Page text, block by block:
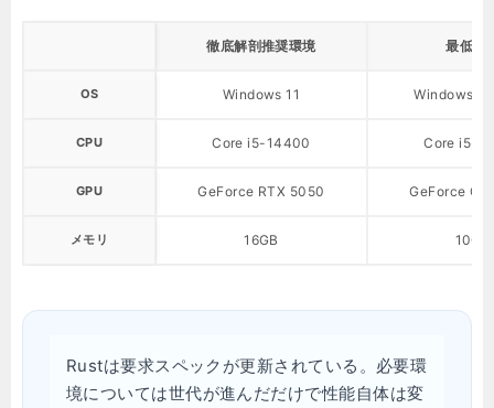
徹底解剖推奨環境 最低環
OS Windows 11 Windows
CPU Core i5-14400 Core i5-
GPU GeForce RTX 5050 GeForce
メモリ 16GB 10GB
Rustは要求スペックが更新されている。必要環
境については世代が進んだだけで性能自体は変